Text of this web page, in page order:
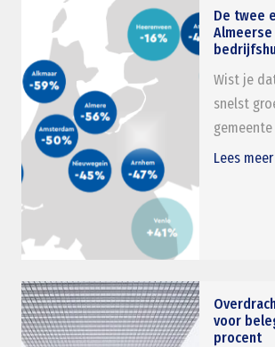
De twee
Almeerse
Wist je
snelst
Lees meer
voor
procent